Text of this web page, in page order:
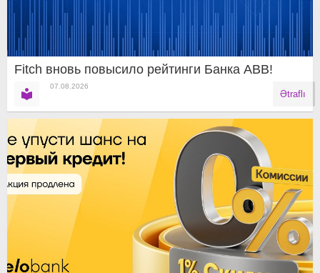
Fitch вновь повысило рейтинги Банка ABB!
07.08.2026
Ətraflı